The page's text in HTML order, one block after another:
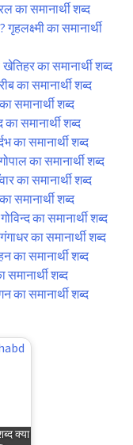
का समानार्थी शब्द
गृहलक्ष्मी का समानार्थी
खेतिहर का समानार्थी शब्द
का समानार्थी शब्द
समानार्थी शब्द
समानार्थी शब्द
का समानार्थी शब्द
का समानार्थी शब्द
का समानार्थी शब्द
समानार्थी शब्द
का समानार्थी शब्द
का समानार्थी शब्द
का समानार्थी शब्द
समानार्थी शब्द
का समानार्थी शब्द
क्या